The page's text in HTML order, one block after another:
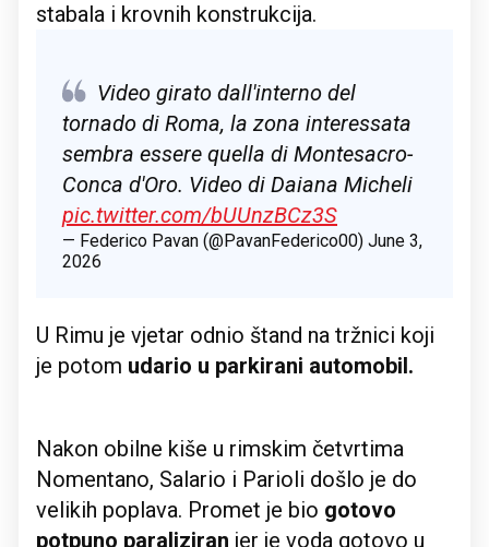
stabala i krovnih konstrukcija.
Video girato dall'interno del
tornado di Roma, la zona interessata
sembra essere quella di Montesacro-
Conca d'Oro. Video di Daiana Micheli
pic.twitter.com/bUUnzBCz3S
— Federico Pavan (@PavanFederico00) June 3,
2026
U Rimu je vjetar odnio štand na tržnici koji
je potom udario u parkirani automobil.
Nakon obilne kiše u rimskim četvrtima
Nomentano, Salario i Parioli došlo je do
velikih poplava. Promet je bio gotovo
potpuno paraliziran jer je voda gotovo u